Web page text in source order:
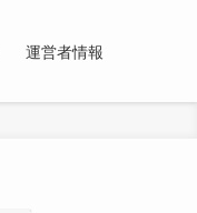
運営者情報